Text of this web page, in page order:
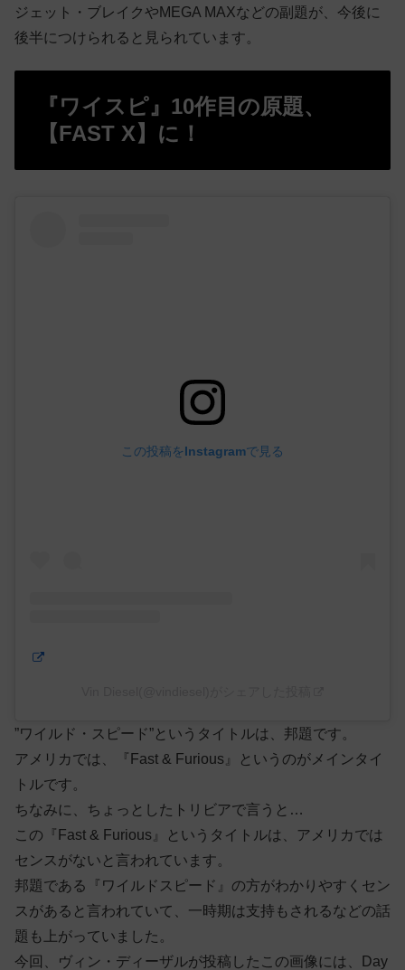
ジェット・ブレイクやMEGA MAXなどの副題が、今後に
後半につけられると見られています。
『ワイスピ』10作目の原題、
【FAST X】に！
この投稿をInstagramで見る
”ワイルド・スピード”というタイトルは、邦題です。
アメリカでは、『Fast & Furious』というのがメインタイ
トルです。
ちなみに、ちょっとしたトリビアで言うと…
この『Fast & Furious』というタイトルは、アメリカでは
センスがないと言われています。
邦題である『ワイルドスピード』の方がわかりやすくセン
スがあると言われていて、一時期は支持もされるなどの話
題も上がっていました。
今回、ヴィン・ディーザルが投稿したこの画像には、Day